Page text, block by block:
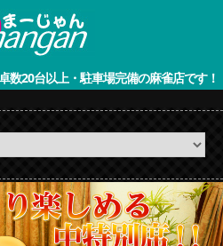
数20台以上・駐車場完備の麻雀店です！